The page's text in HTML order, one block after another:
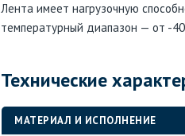
Лента имеет нагрузочную
температурный диапазон — от -
Технические
МАТЕРИАЛ И ИСПОЛНЕНИЕ